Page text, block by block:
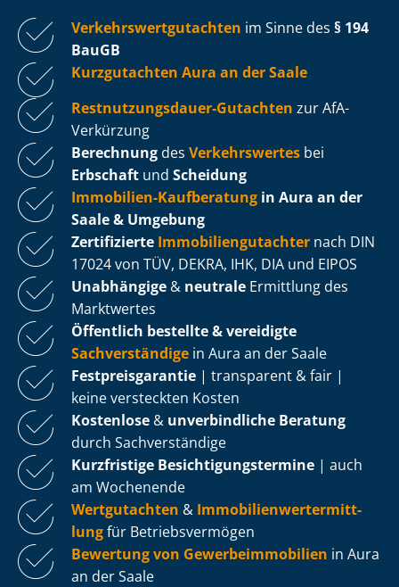
Ver­kehrs­wert­gut­ach­ten im Sinne des § 194
BauGB
Kurzgutachten Aura an der Saale
Rest­nut­zungs­dau­er-Gutachten zur AfA-
Verkürzung
Berechnung des Verkehrswertes bei
Erbschaft und Scheidung
Immobilien-Kaufberatung in Aura an der
Saale & Umgebung
Zertifizierte Im­mo­bi­li­en­gut­ach­ter nach DIN
17024 von TÜV, DEKRA, IHK, DIA und EIPOS
Unabhängige & neutrale Ermittlung des
Marktwertes
Öffentlich bestellte & vereidigte
Sachverständige in Aura an der Saale
Fest­preis­ga­ran­tie | transparent & fair |
keine versteckten Kosten
Kostenlose & unverbindliche Beratung
durch Sachverständige
Kurzfristige Be­sich­ti­gungs­ter­mi­ne | auch
am Wochenende
Wertgutachten & Im­mo­bi­li­en­wert­ermitt­
lungfür Be­triebs­ver­mö­gen
Bewertung von Ge­wer­be­im­mo­bi­li­en in Aura
an der Saale